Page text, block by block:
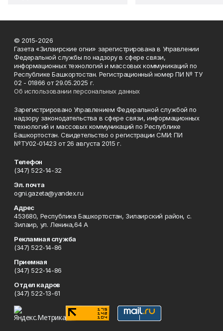
© 2015-2026
Газета «Зилаирские огни» зарегистрирована в Управлении
Федеральной службы по надзору в сфере связи,
информационных технологий и массовых коммуникаций по
Республике Башкортостан. Регистрационный номер ПИ № ТУ
02 - 01866 от 29.05.2025 г.
Об использовании персональных данных
Зарегистрировано Управлением Федеральной службой по
надзору законодательства в сфере связи, информационных
технологий и массовых коммуникаций по Республике
Башкортостан. Свидетельство о регистрации СМИ: ПИ
№ТУ02-01423 от 26 августа 2015 г.
Телефон
(347) 522-14-32
Эл. почта
ogni.gazeta@yandex.ru
Адрес
453680, Республика Башкортостан, Зилаирский район, с.
Зилаир, ул. Ленина,64 А
Рекламная служба
(347) 522-14-86
Приемная
(347) 522-14-86
Отдел кадров
(347) 522-13-61